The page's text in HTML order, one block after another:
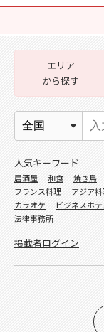
エリア
から探す
人気キーワード
居酒屋 和食 焼き鳥
フランス料理
アジア
カラオケ
ビジネスホ
法律事務所
掲載者ログイン